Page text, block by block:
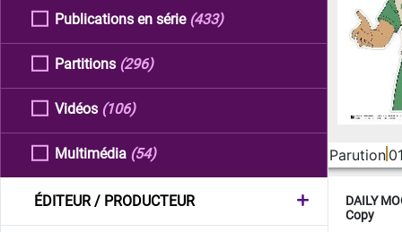
Publications en série (433)
Partitions (296)
Vidéos (106)
Multimédia (54)
ÉDITEUR / PRODUCTEUR
Parution
DAILY
Copy